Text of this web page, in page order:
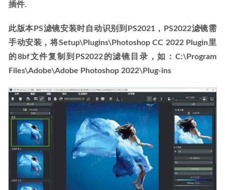
插件.
此版本PS滤镜安装时自动识别到PS2021，PS2022滤镜需
手动安装，将Setup\Plugins\Photoshop CC 2022 Plugin里
的8bf文件复制到PS2022的滤镜目录，如：C:\Program
Files\Adobe\Adobe Photoshop 2022\Plug-ins